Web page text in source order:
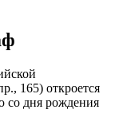
165) откроется
со дня рождения